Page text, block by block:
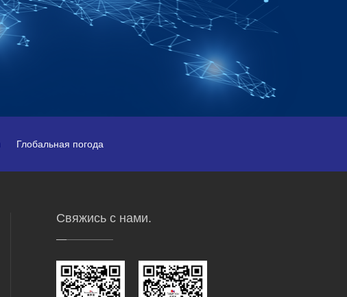
Глобальная погода
Свяжись с нами.